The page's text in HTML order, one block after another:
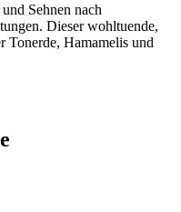
Sehnen nach
Dieser wohltuende,
Tonerde, Hamamelis und